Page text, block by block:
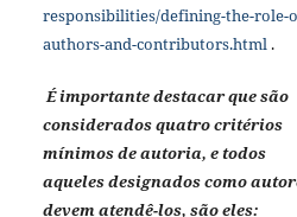
responsibilities/defining-the-role-
authors-and-contributors.html .
É importante destacar que são
considerados quatro critérios
mínimos de autoria, e todos
aqueles designados como
devem atendê-los, são eles: